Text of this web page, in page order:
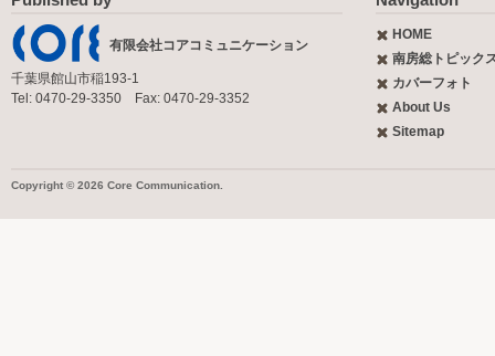
有限会社コアコミュニケーション
千葉県館山市稲193-1
Tel: 0470-29-3350 Fax: 0470-29-3352
HOME
南房総トピック
カバーフォト
About Us
Sitemap
Copyright © 2026 Core Communication.